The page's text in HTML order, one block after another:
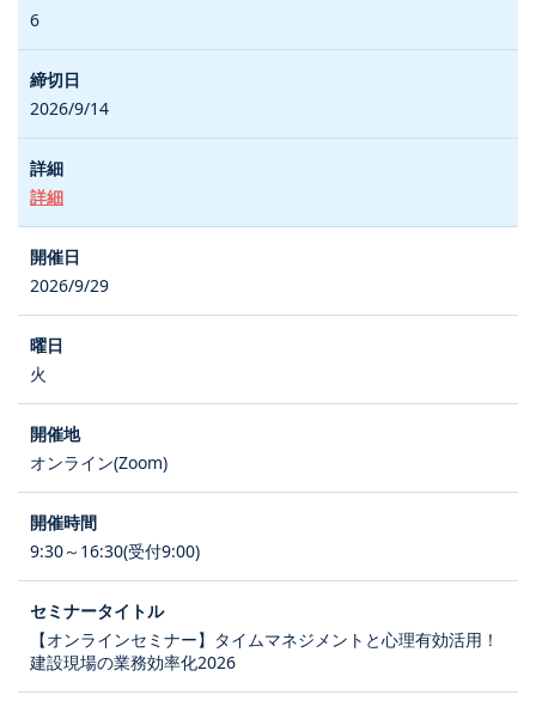
6
2026/9/14
詳細
2026/9/29
火
オンライン(Zoom)
9:30～16:30(受付9:00)
【オンラインセミナー】タイムマネジメントと心理有効活用！
建設現場の業務効率化2026